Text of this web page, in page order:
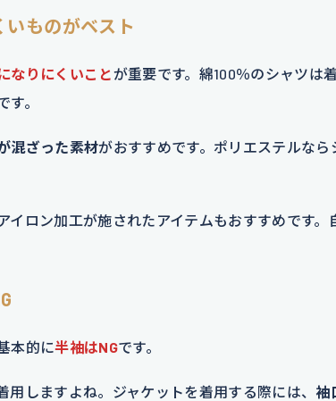
ものがベスト
なりにくいことが重要です。綿100％のシャツは
。
混ざった素材がおすすめです。ポリエステルな
イロン加工が施されたアイテムもおすすめです
本的に半袖はNGです。
しますよね。ジャケットを着用する際には、 袖